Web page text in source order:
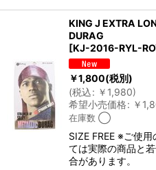
KING J EXTRA
DURAG
[KJ-2016-RYL-
￥1,800(税別)
(税込: ￥ 1,980)
希望小売価格: ￥
在庫数 ◯
SIZE FREE ※ご使
ては実際の商品と
合があります。